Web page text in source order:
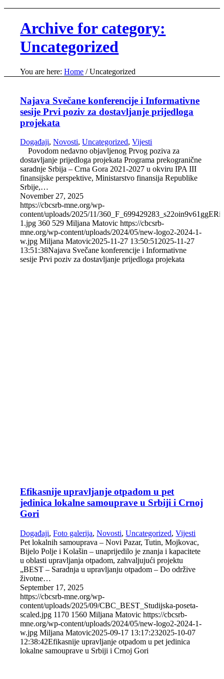
Archive for category:
Uncategorized
You are here: Home / Uncategorized
Najava Svečane konferencije i Informativne
sesije Prvi poziv za dostavljanje prijedloga
projekata
Događaji,Novosti,Uncategorized,Vijesti
Povodom nedavno objavljenog Prvog poziva za
dostavljanje prijedloga projekata Programa prekogranične
saradnje Srbija – Crna Gora 2021-2027 u okviru IPA III
finansijske perspektive, Ministarstvo finansija Republike
Srbije,…
November 27, 2025
https://cbcsrb-mne.org/wp-
content/uploads/2025/11/
1.jpg 360 529 Miljana Matovic https://cbcsrb-
mne.org/wp-content/uploads/2024/05/new-logo2-2024-1-
w.jpg Miljana Matovic2025-11-27 13:50:51 2025-11-27
13:51:38Najava Svečane konferencije i Informativne
sesije Prvi poziv za dostavljanje prijedloga projekata
Efikasnije upravljanje otpadom u pet
jedinica lokalne samouprave u Srbiji i Crnoj
Gori
Događaji,Foto galerija,Novosti,Uncategorized,Vijesti
Pet lokalnih samouprava – Novi Pazar, Tutin, Mojkovac,
Bijelo Polje i Kolašin – unaprijedilo je znanja i kapacitete
u oblasti upravljanja otpadom, zahvaljujući projektu
„BEST – Saradnja u upravljanju otpadom – Do održive
životne…
September 17, 2025
https://cbcsrb-mne.org/wp-
content/uploads/2025/09/CBC_BEST_Studijska-poseta-
scaled.jpg 1170 1560 Miljana Matovic https://cbcsrb-
mne.org/wp-content/uploads/2024/05/new-logo2-2024-1-
w.jpg Miljana Matovic2025-09-17 13:17:232025-10-07
12:38:42Efikasnije upravljanje otpadom u pet jedinica
lokalne samouprave u Srbiji i Crnoj Gori